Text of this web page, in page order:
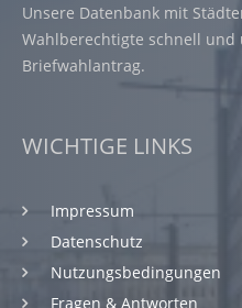
Unsere Datenbank mit
Wahlberechtigte schnell
Briefwahlantrag.
WICHTIGE LINKS
Impressum
Datenschutz
Nutzungsbedingungen
Fragen & Antworten